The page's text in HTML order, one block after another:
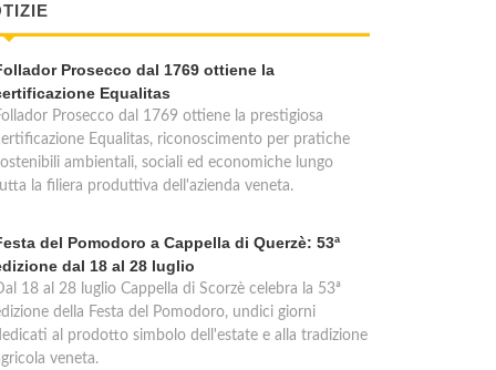
Prosecco dal 1769 ottiene la
Equalitas
Prosecco dal 1769 ottiene la prestigiosa
Equalitas, riconoscimento per pratiche
ambientali, sociali ed economiche lungo
la filiera produttiva dell'azienda veneta.
del Pomodoro a Cappella di Querzè: 53ª
dal 18 al 28 luglio
18 al 28 luglio Cappella di Scorzè celebra la 53ª
della Festa del Pomodoro, undici giorni
al prodotto simbolo dell'estate e alla tradizione
veneta.